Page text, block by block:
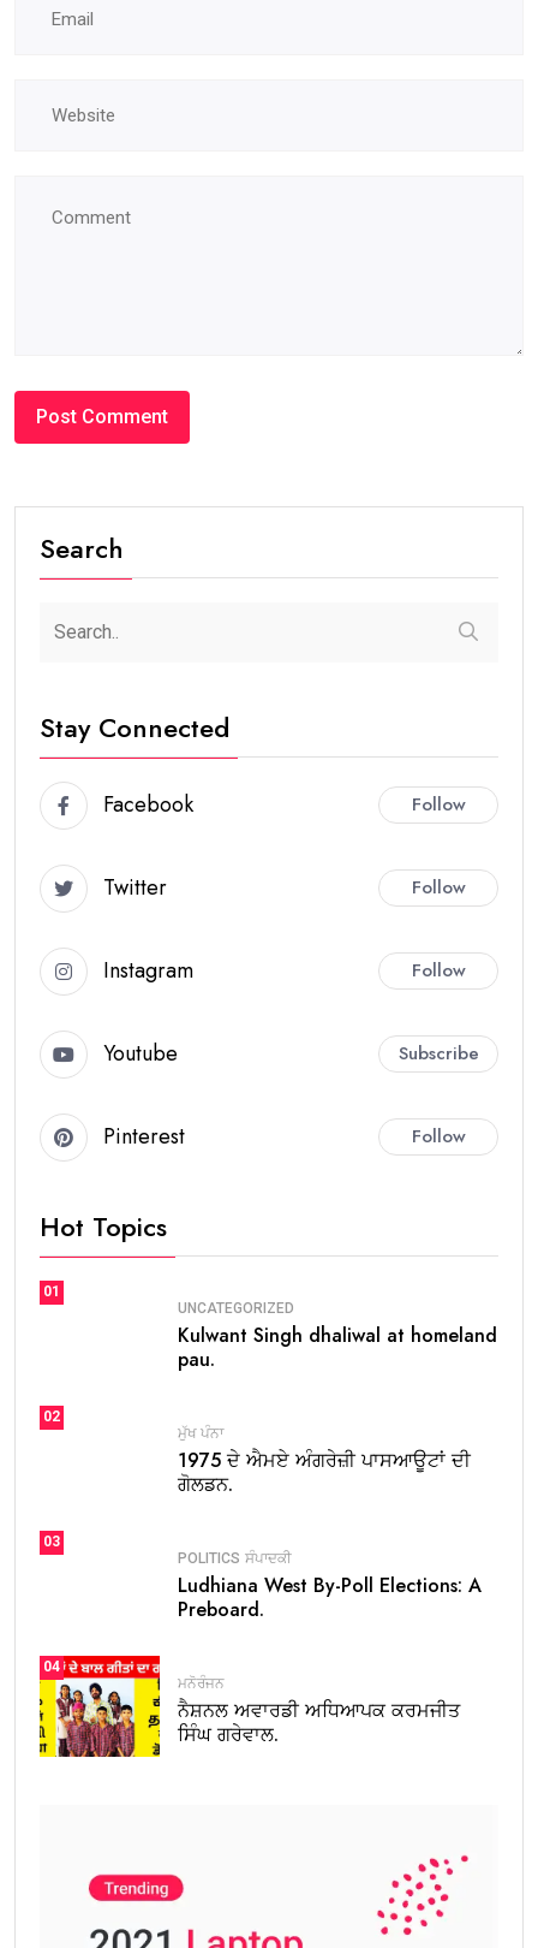
1975 ਦੇ ਐਮਏ ਅੰਗਰੇਜ਼ੀ ਪਾਸਆਊਟਾਂ ਦੀ ਗੋਲਡਨ ਜੁਬਲੀ
ਕਾਲਜ, ਲੁਧਿਆਣਾ ਵਿਖੇ ਹੋਵੇਗੀ
1 min read
ਲੁਧਿਆਣਾ, 21 ਦਸੰਬਰ, 2025
ਐਸਸੀਡੀ ਸਰਕਾਰੀ ਕਾਲਜ, ਲੁਧਿਆਣਾ ਦੇ 1975 ਦੇ ਐਮਏ ਅੰਗਰੇਜ਼ੀ
ਦੁਪਹਿਰ 3 ਵਜੇ ਕਾਲਜ ਵਿਖੇ ਹੋਵੇਗੀ। ਸਾਬਕਾ
ਵਿਦਿਆਰਥੀ ਕਨਵੀਨਰ ਅਤੇ ਸੀਨੀਅਰ ਪੱਤਰਕਾਰ ਪ੍ਰੋਫੈਸਰ ਪੀ.ਕੇ.
ਸ਼ਰਮਾ, ਜੋ ਕਿ ਸਾਬਕਾ ਵਿਦਿਆਰਥੀਆਂ ਨਾਲ ਤਾਲਮੇਲ ਕਰ ਰਹੇ ਹਨ, ਦੇ
ਅਨੁਸਾਰ ਬਹੁਤ ਸਾਰੇ ਸਾਬਕਾ ਵਿਦਿਆਰਥੀਆਂ ਦੇ ਇਸ ਮੀਟਿੰਗ ਵਿੱਚ
ਵਿਦਿਆਰਥੀਆਂ ਨੂੰ ਵੀ ਇਸ ਮੀਟਿੰਗ ਵਿੱਚ ਸ਼ਾਮਲ ਹੋਣ ਦੀ ਅਪੀਲ
ਕੀਤੀ ਹੈ। ਪ੍ਰਿੰਸੀਪਲ ਗੁਰਸ਼ਰਨਜੀਤ ਸਿੰਘ ਸੰਧੂ ਪ੍ਰਧਾਨਗੀ ਕਰਨਗੇ।
ਕਾਲਜ ਨੇ ਪਿਛਲੇ ਸਮੇਂ ਵਿੱਚ ਸਾਰੀਆਂ ਧਾਰਾਵਾਂ ਤੋਂ ਬਹੁਤ ਸਾਰੇ ਸ਼ਾਨਦਾਰ
ਵਿਦਿਆਰਥੀ ਪੈਦਾ ਕੀਤੇ ਹਨ, ਅਤੇ ਇਸਦੀ ਐਲੂਮਨੀ ਐਸੋਸੀਏਸ਼ਨ
ਹੈ, ਐਸੋਸੀਏਸ਼ਨ ਦੇ ਪ੍ਰਬੰਧਕੀ ਸਕੱਤਰ ਬ੍ਰਿਜ ਭੂਸ਼ਣ ਗੋਇਲ ਨੇ ਕਿਹਾ।
Tags:
on
1975 ਦੇ
ਅੰਗਰੇਜ਼ੀ
ਪਾਸਆਊਟਾਂ
ਦੀ
ਮੀਟ 25 ਦਸੰਬਰ
Share: